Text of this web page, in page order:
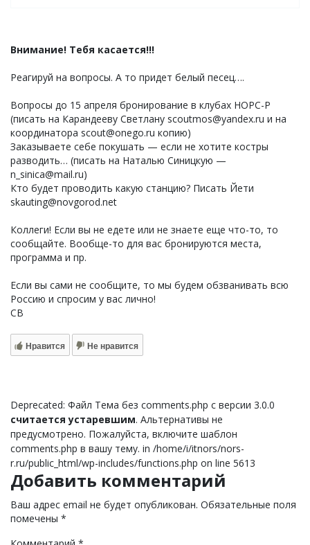
Внимание! Тебя касается!!!
Реагируй на вопросы. А то придет белый песец….
Вопросы до 15 апреля бронирование в клубах НОРС-Р
(писать на Карандееву Светлану scoutmos@yandex.ru и на
координатора scout@onego.ru копию)
Заказываете себе покушать — если не хотите костры
разводить… (писать на Наталью Синицкую —
n_sinica@mail.ru)
Кто будет проводить какую станцию? Писать Йети
skauting@novgorod.net
Коллеги! Если вы не едете или не знаете еще что-то, то
сообщайте. Вообще-то для вас бронируются места,
программа и пр.
Если вы сами не сообщите, то мы будем обзванивать всю
Россию и спросим у вас лично!
СВ
Нравится Не нравится
Deprecated: Файл Тема без comments.php с версии 3.0.0
считается устаревшим. Альтернативы не
предусмотрено. Пожалуйста, включите шаблон
comments.php в вашу тему. in /home/i/itnors/nors-
r.ru/public_html/wp-includes/functions.php on line 5613
Добавить комментарий
Ваш адрес email не будет опубликован. Обязательные поля
помечены *